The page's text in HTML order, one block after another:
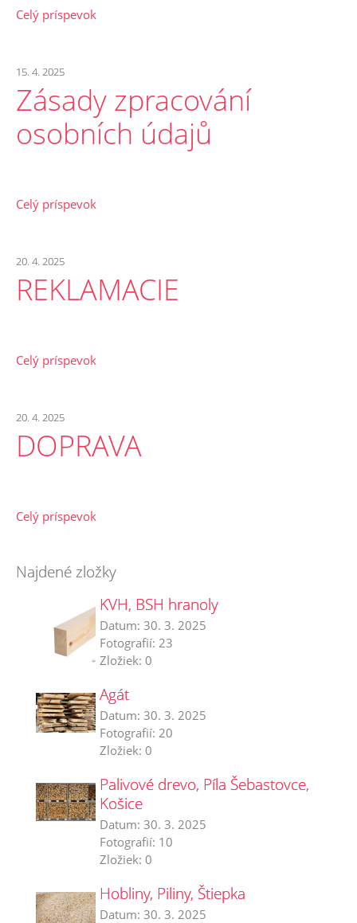
Celý príspevok
15. 4. 2025
Zásady zpracování
osobních údajů
Celý príspevok
20. 4. 2025
REKLAMACIE
Celý príspevok
20. 4. 2025
DOPRAVA
Celý príspevok
Najdené zložky
KVH, BSH hranoly
Datum: 30. 3. 2025
Fotografií: 23
Zložiek: 0
Agát
Datum: 30. 3. 2025
Fotografií: 20
Zložiek: 0
Palivové drevo, Píla Šebastovce,
Košice
Datum: 30. 3. 2025
Fotografií: 10
Zložiek: 0
Hobliny, Piliny, Štiepka
Datum: 30. 3. 2025